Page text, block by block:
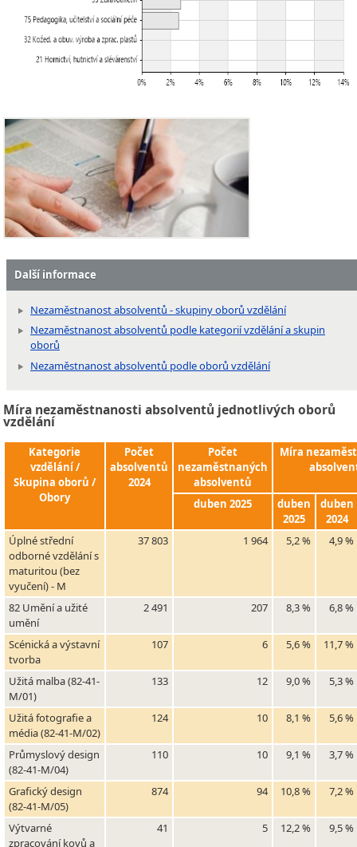
Další informace
Nezaměstnanost absolventů - skupiny oborů vzdělání
Nezaměstnanost absolventů podle kategorií vzdělání a skupin
oborů
Nezaměstnanost absolventů podle oborů vzdělání
Míra nezaměstnanosti absolventů jednotlivých oborů
vzdělání
Kategorie
vzdělání /
Skupina oborů /
Obory
Počet
absolventů
2024
Počet
nezaměstnaných
absolventů
Míra
duben 2025
duben
2025
duben
2024
Úplné střední
odborné vzdělání s
maturitou (bez
vyučení) - M
37 803 1 964 5,2 % 4,9 %
82 Umění a užité
umění
2 491 207 8,3 % 6,8 %
Scénická a výstavní
tvorba
107 6 5,6 % 11,7 %
Užitá malba (82-41-
M/01)
133 12 9,0 % 5,3 %
Užitá fotografie a
média (82-41-M/02)
124 10 8,1 % 5,6 %
Průmyslový design
(82-41-M/04)
110 10 9,1 % 3,7 %
Grafický design
(82-41-M/05)
874 94 10,8 % 7,2 %
Výtvarné
zpracování kovů a
41 5 12,2 % 9,5 %